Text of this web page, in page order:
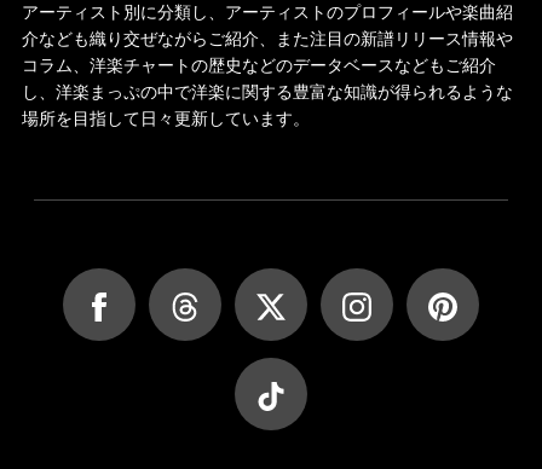
アーティスト別に分類し、アーティストのプロフィールや楽曲紹
介なども織り交ぜながらご紹介、また注目の新譜リリース情報や
コラム、洋楽チャートの歴史などのデータベースなどもご紹介
し、洋楽まっぷの中で洋楽に関する豊富な知識が得られるような
場所を目指して日々更新しています。